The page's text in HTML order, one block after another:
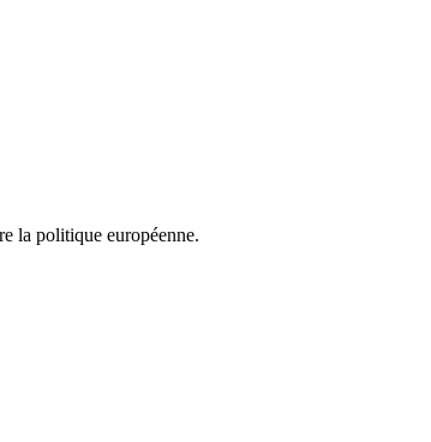
la politique européenne.